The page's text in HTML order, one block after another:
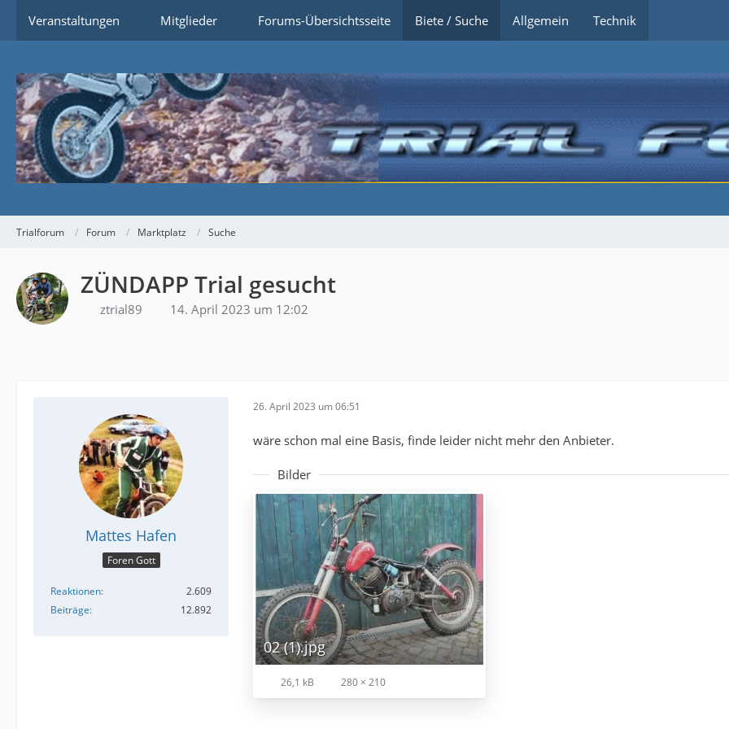
Veranstaltungen Mitglieder Forums-Übersichtsseite Biete / Suche Allgemein Technik
Trialforum Forum Marktplatz Suche
ZÜNDAPP Trial gesucht
ztrial89 14. April 2023 um 12:02
Mattes Hafen
Foren Gott
Reaktionen
2.609
Beiträge
12.892
26. April 2023 um 06:51
wäre schon mal eine Basis, finde leider nicht mehr den Anbieter.
Bilder
02 (1).jpg
26,1 kB 280 × 210